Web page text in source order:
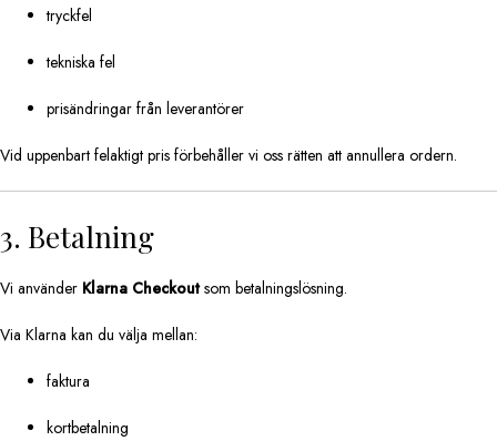
tryckfel
tekniska fel
prisändringar från leverantörer
Vid uppenbart felaktigt pris förbehåller vi oss rätten att annullera ordern.
3. Betalning
Vi använder Klarna Checkoutsom betalningslösning.
Via Klarna kan du välja mellan:
faktura
kortbetalning